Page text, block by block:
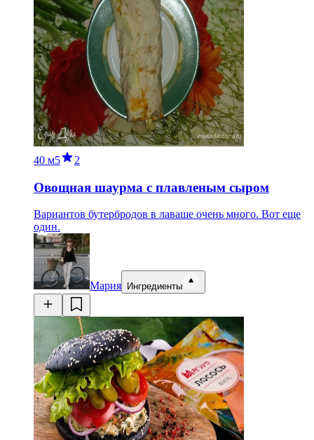
40 м5 2
Овощная шаурма с плавленым сыром
Вариантов бутербродов в лаваше очень много. Вот еще
один.
Мария Ингредиенты